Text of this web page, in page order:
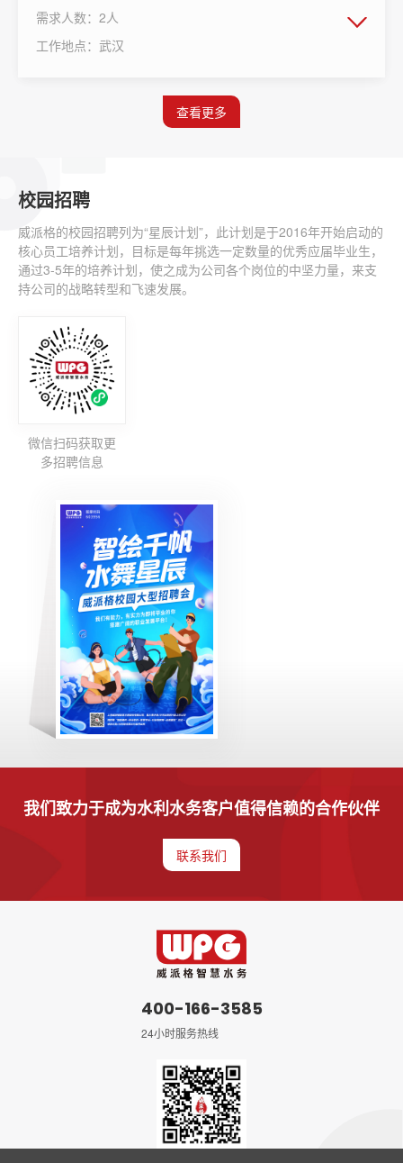
需求人数：2人
工作地点：武汉
查看更多
校园招聘
威派格的校园招聘列为“星辰计划”，此计划是于2016年开始启动的
核心员工培养计划，目标是每年挑选一定数量的优秀应届毕业生，
通过3-5年的培养计划，使之成为公司各个岗位的中坚力量，来支
持公司的战略转型和飞速发展。
微信扫码获取更
多招聘信息
我们致力于成为水利水务客户值得信赖的合作伙伴
联系我们
400-166-3585
24小时服务热线